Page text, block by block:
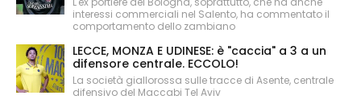
interessi commerciali nel Salento, ha commentato il
comportamento dello zambiano
LECCE, MONZA E UDINESE: è "caccia" a 3 a un
difensore centrale. ECCOLO!
La società giallorossa sulle tracce di Asente, centrale
difensivo del Maccabi Tel Aviv